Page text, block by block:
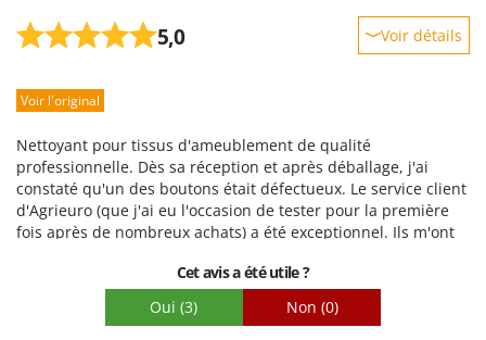
5,0 Voir détails
Prestations
Qualité / Prix
Facilité de montage
Emballage
Voir l'original
Nettoyant pour tissus d'ameublement de qualité
professionnelle. Dès sa réception et après déballage, j'ai
constaté qu'un des boutons était défectueux. Le service client
d'Agrieuro (que j'ai eu l'occasion de tester pour la première
fois après de nombreux achats) a été exceptionnel. Ils m'ont
plus proche, et le problème a été résolu en moins de cinq
jours. Ce nettoyeur de tissus d'ameublement est fantastique ;
j'ai déjà lavé trois voitures et elles sont ressorties comme
Cet avis a été utile ?
Oui (3) Non (0)